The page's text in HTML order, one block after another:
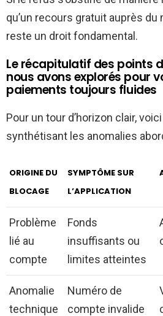
qu’un recours gratuit auprès du
reste un droit fondamental.
Le récapitulatif des points
nous avons explorés pour
paiements toujours fluides
Pour un tour d’horizon clair,
synthétisant les anomalies
ORIGINE DU
BLOCAGE
SYMPTÔME SUR
L’APPLICATION
Problème
lié au
compte
Fonds
insuffisants ou
limites atteintes
Anomalie
technique
Numéro de
compte invalide